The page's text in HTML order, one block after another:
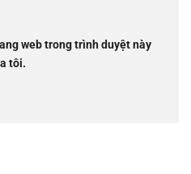
web trong trình duyệt này
tôi.